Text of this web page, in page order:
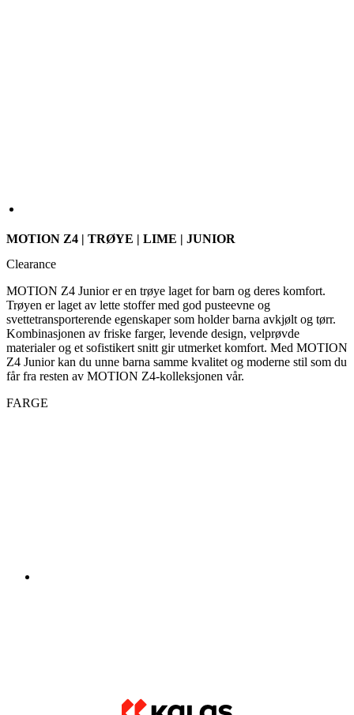
Trøyen er laget av lette stoffer med god pusteevne og
Kombinasjonen av friske farger, levende design, velprøvde
Z4 Junior kan du unne barna samme kvalitet og moderne stil som du
får fra resten av MOTION Z4-kolleksjonen vår.
FARGE